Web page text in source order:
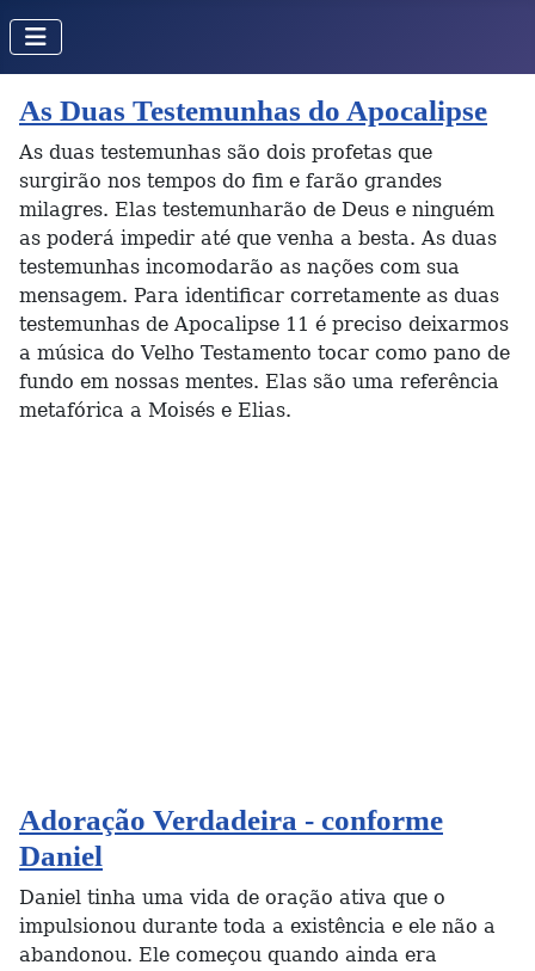
As Duas Testemunhas do Apocalipse
As duas testemunhas são dois profetas que
surgirão nos tempos do fim e farão grandes
milagres. Elas testemunharão de Deus e ninguém
as poderá impedir até que venha a besta. As duas
testemunhas incomodarão as nações com sua
mensagem. Para identificar corretamente as duas
testemunhas de Apocalipse 11 é preciso deixarmos
a música do Velho Testamento tocar como pano de
fundo em nossas mentes. Elas são uma referência
metafórica a Moisés e Elias.
Adoração Verdadeira - conforme
Daniel
Daniel tinha uma vida de oração ativa que o
impulsionou durante toda a existência e ele não a
abandonou. Ele começou quando ainda era